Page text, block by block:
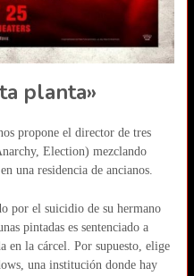
planta»
propone el director de tres
Election) mezclando
una residencia de ancianos.
por el suicidio de su hermano
pintadas es sentenciado a
en la cárcel. Por supuesto, elige
una institución donde hay